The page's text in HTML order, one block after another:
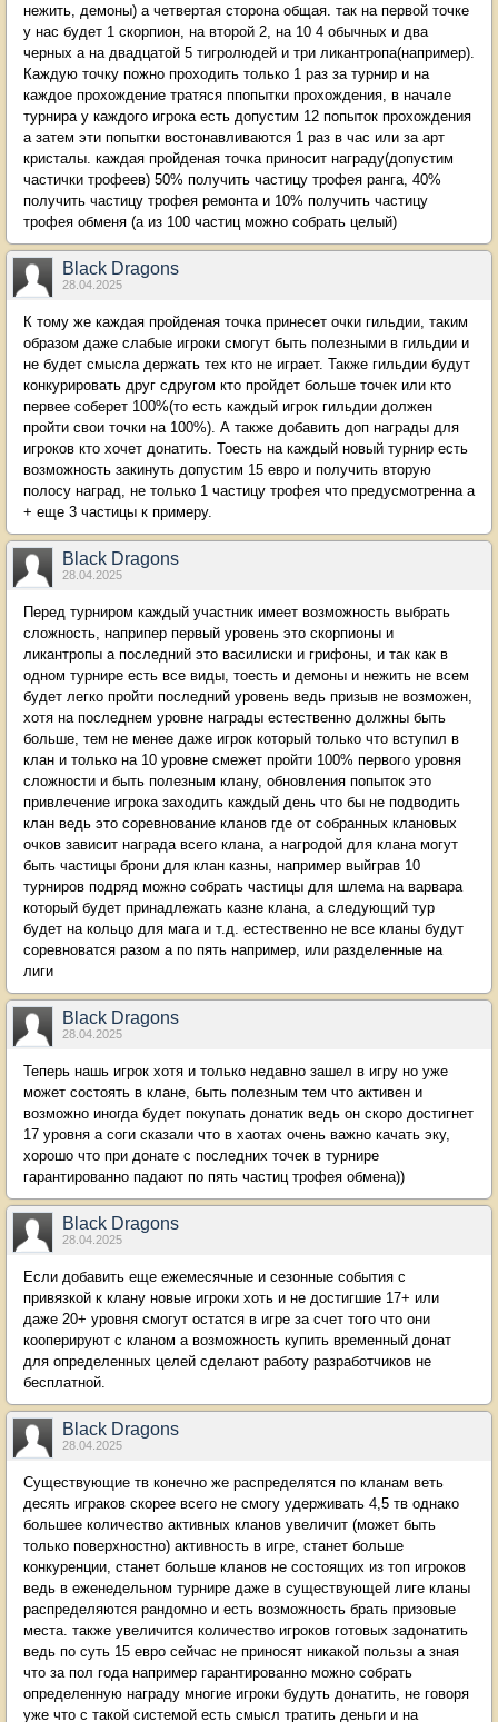
нежить, демоны) а четвертая сторона общая. так на первой точке
у нас будет 1 скорпион, на второй 2, на 10 4 обычных и два
черных а на двадцатой 5 тигролюдей и три ликантропа(например).
Каждую точку пожно проходить только 1 раз за турнир и на
каждое прохождение тратяся ппопытки прохождения, в начале
турнира у каждого игрока есть допустим 12 попыток прохождения
а затем эти попытки востонавливаются 1 раз в час или за арт
кристалы. каждая пройденая точка приносит награду(допустим
частички трофеев) 50% получить частицу трофея ранга, 40%
получить частицу трофея ремонта и 10% получить частицу
трофея обменя (а из 100 частиц можно собрать целый)
Black Dragons
28.04.2025
К тому же каждая пройденая точка принесет очки гильдии, таким
образом даже слабые игроки смогут быть полезными в гильдии и
не будет смысла держать тех кто не играет. Также гильдии будут
конкурировать друг сдругом кто пройдет больше точек или кто
первее соберет 100%(то есть каждый игрок гильдии должен
пройти свои точки на 100%). А также добавить доп награды для
игроков кто хочет донатить. Тоесть на каждый новый турнир есть
возможность закинуть допустим 15 евро и получить вторую
полосу наград, не только 1 частицу трофея что предусмотренна а
+ еще 3 частицы к примеру.
Black Dragons
28.04.2025
Перед турниром каждый участник имеет возможность выбрать
сложность, наприпер первый уровень это скорпионы и
ликантропы а последний это василиски и грифоны, и так как в
одном турнире есть все виды, тоесть и демоны и нежить не всем
будет легко пройти последний уровень ведь призыв не возможен,
хотя на последнем уровне награды естественно должны быть
больше, тем не менее даже игрок который только что вступил в
клан и только на 10 уровне смежет пройти 100% первого уровня
сложности и быть полезным клану, обновления попыток это
привлечение игрока заходить каждый день что бы не подводить
клан ведь это соревнование кланов где от собранных клановых
очков зависит награда всего клана, а нагродой для клана могут
быть частицы брони для клан казны, например выйграв 10
турниров подряд можно собрать частицы для шлема на варвара
который будет принадлежать казне клана, а следующий тур
будет на кольцо для мага и т.д. естественно не все кланы будут
соревноватся разом а по пять например, или разделенные на
лиги
Black Dragons
28.04.2025
Теперь нашь игрок хотя и только недавно зашел в игру но уже
может состоять в клане, быть полезным тем что активен и
возможно иногда будет покупать донатик ведь он скоро достигнет
17 уровня а соги сказали что в хаотах очень важно качать эку,
хорошо что при донате с последних точек в турнире
гарантированно падают по пять частиц трофея обмена))
Black Dragons
28.04.2025
Если добавить еще ежемесячные и сезонные события с
привязкой к клану новые игроки хоть и не достигшие 17+ или
даже 20+ уровня смогут остатся в игре за счет того что они
кооперируют с кланом а возможность купить временный донат
для определенных целей сделают работу разработчиков не
бесплатной.
Black Dragons
28.04.2025
Существующие тв конечно же распределятся по кланам веть
десять играков скорее всего не смогу удерживать 4,5 тв однако
большее количество активных кланов увеличит (может быть
только поверхностно) активность в игре, станет больше
конкуренции, станет больше кланов не состоящих из топ игроков
ведь в еженедельном турнире даже в существующей лиге кланы
распределяются рандомно и есть возможность брать призовые
места. также увеличится количество игроков готовых задонатить
ведь по суть 15 евро сейчас не приносят никакой пользы а зная
что за пол года например гарантированно можно собрать
определенную награду многие игроки будуть донатить, не говоря
уже что с такой системой есть смысл тратить деньги и на